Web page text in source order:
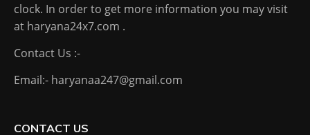
clock. In order to get more information you may visit
at haryana24x7.com .
Contact Us :-
Email:- haryanaa247@gmail.com
CONTACT US